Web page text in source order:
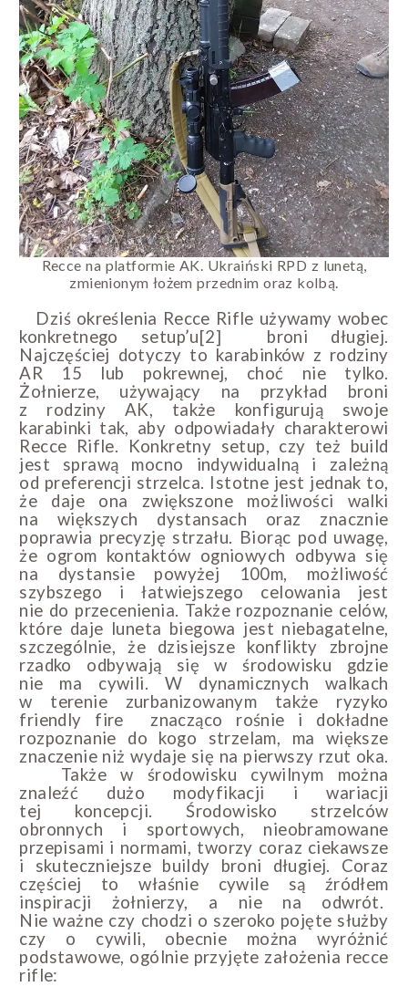
Recce na platformie AK. Ukraiński RPD z lunetą,
zmienionym łożem przednim oraz kolbą.
Dziś określenia Recce Rifle używamy wobec
konkretnego setup’u[2] broni długiej.
Najczęściej dotyczy to karabinków z rodziny
AR 15 lub pokrewnej, choć nie tylko.
Żołnierze, używający na przykład broni
z rodziny AK, także konfigurują swoje
karabinki tak, aby odpowiadały charakterowi
Recce Rifle. Konkretny setup, czy też build
jest sprawą mocno indywidualną i zależną
od preferencji strzelca. Istotne jest jednak to,
że daje ona zwiększone możliwości walki
na większych dystansach oraz znacznie
poprawia precyzję strzału. Biorąc pod uwagę,
że ogrom kontaktów ogniowych odbywa się
na dystansie powyżej 100m, możliwość
szybszego i łatwiejszego celowania jest
nie do przecenienia. Także rozpoznanie celów,
które daje luneta biegowa jest niebagatelne,
szczególnie, że dzisiejsze konflikty zbrojne
rzadko odbywają się w środowisku gdzie
nie ma cywili. W dynamicznych walkach
w terenie zurbanizowanym także ryzyko
friendly fire znacząco rośnie i dokładne
rozpoznanie do kogo strzelam, ma większe
znaczenie niż wydaje się na pierwszy rzut oka.
Także w środowisku cywilnym można
znaleźć dużo modyfikacji i wariacji
tej koncepcji. Środowisko strzelców
obronnych i sportowych, nieobramowane
przepisami i normami, tworzy coraz ciekawsze
i skuteczniejsze buildy broni długiej. Coraz
częściej to właśnie cywile są źródłem
inspiracji żołnierzy, a nie na odwrót.
Nie ważne czy chodzi o szeroko pojęte służby
czy o cywili, obecnie można wyróżnić
podstawowe, ogólnie przyjęte założenia recce
rifle: